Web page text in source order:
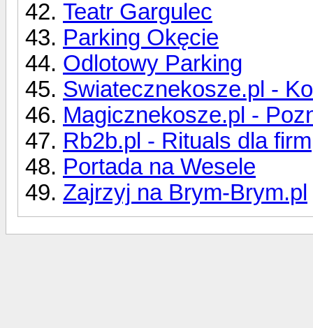
Teatr Gargulec
Parking Okęcie
Odlotowy Parking
Swiatecznekosze.pl -
Magicznekosze.pl -
Rb2b.pl - Rituals dla firm
Portada na Wesele
Zajrzyj na Brym-Brym.pl